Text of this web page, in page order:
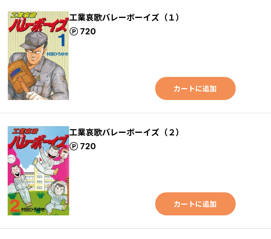
工業哀歌バレーボーイズ（１）
720
ポイント
カートに追加
工業哀歌バレーボーイズ（２）
720
ポイント
カートに追加